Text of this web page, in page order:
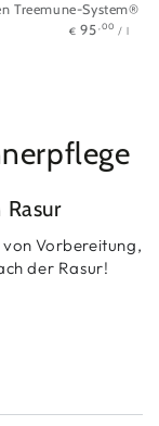
Treemune-System®
Stückpreis
€ 95 ,00 / pro
l
Vorbereitung,
der Rasur!